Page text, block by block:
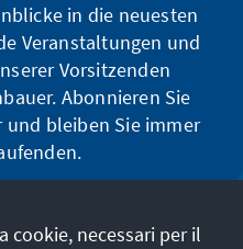
in die neuesten
Veranstaltungen und
Vorsitzenden
Abonnieren Sie
bleiben Sie immer
cookie, necessari per il